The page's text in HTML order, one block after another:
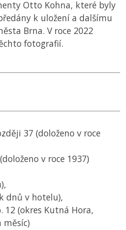
Otto Kohna, které byly
k uložení a dalšímu
Brna. V roce 2022
fotografií.
37 (doloženo v roce
v roce 1937)
dnů v hotelu),
12 (okres Kutná Hora,
měsíc)